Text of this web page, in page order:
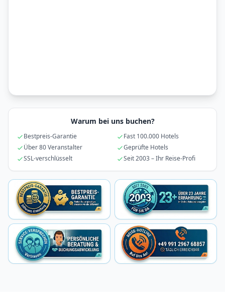
Warum bei uns buchen?
Bestpreis-Garantie
Fast 100.000 Hotels
Über 80 Veranstalter
Geprüfte Hotels
SSL-verschlüsselt
Seit 2003 – Ihr Reise-Profi